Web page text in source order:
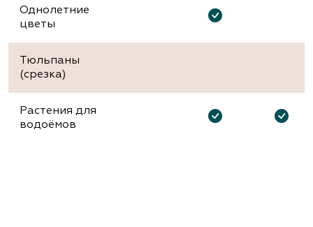
Однолетние
цветы
Тюльпаны
(срезка)
Растения для
водоёмов